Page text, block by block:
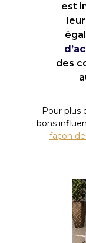
est
des
Pour plus
bons
façon